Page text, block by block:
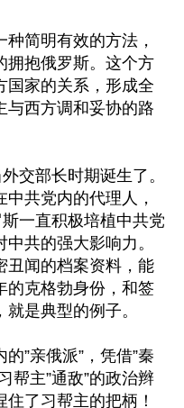
简明有效的方法，
拥抱俄罗斯。这个方
国家的关系，形成全
与西方调和妥协的路
交部长时期诞生了。
共党内的代理人，
一直积极培植中共党
共的强大影响力。
丑闻的档案资料，能
的克格勃身份，和签
是典型的例子。
”亲俄派”，凭借”秦
帮主”通敌”的政治辫
了习帮主的把柄！